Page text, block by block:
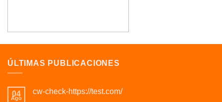
ÚLTIMAS PUBLICACIONES
04
Ago
cw-check-https://test.com/